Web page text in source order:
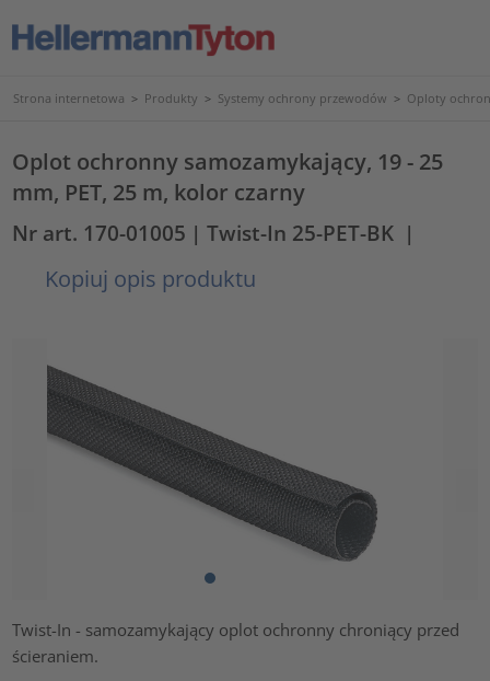
Strona internetowa > Produkty > Systemy ochrony przewodów > Oploty
Oplot ochronny samozamykający, 19 - 25
mm, PET, 25 m, kolor czarny
Nr art. 170-01005 | Twist-In 25-PET-BK |
Kopiuj opis produktu
Twist-In - samozamykający oplot ochronny chroniący przed
ścieraniem.